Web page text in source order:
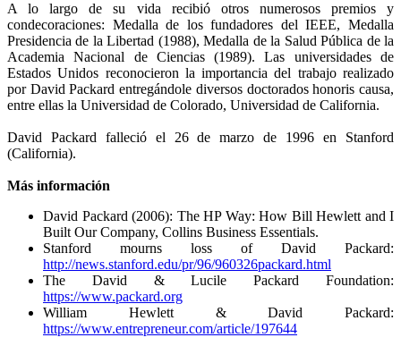
A lo largo de su vida recibió otros numerosos premios y
condecoraciones: Medalla de los fundadores del IEEE, Medalla
Presidencia de la Libertad (1988), Medalla de la Salud Pública de la
Academia Nacional de Ciencias (1989). Las universidades de
Estados Unidos reconocieron la importancia del trabajo realizado
por David Packard entregándole diversos doctorados honoris causa,
entre ellas la Universidad de Colorado, Universidad de California.
David Packard falleció el 26 de marzo de 1996 en Stanford
(California).
Más información
David Packard (2006): The HP Way: How Bill Hewlett and I
Built Our Company, Collins Business Essentials.
Stanford mourns loss of David Packard:
http://news.stanford.edu/pr/96/960326packard.html
The David & Lucile Packard Foundation:
https://www.packard.org
William Hewlett & David Packard:
https://www.entrepreneur.com/article/197644